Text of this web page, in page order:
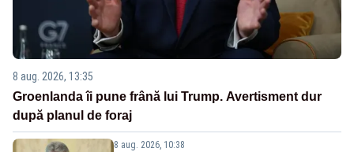
8 aug. 2026, 13:35
Groenlanda îi pune frână lui Trump. Avertisment dur
după planul de foraj
8 aug. 2026, 10:38